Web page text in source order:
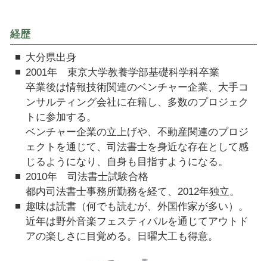
経歴
大分県出身
2001年 東京大学教養学部基礎科学科卒業
卒業後は情報技術関連のベンチャー企業、大手コ
ンサルティング会社に在籍し、多数のプロジェク
トに参加する。
ベンチャー企業の立上げや、不動産関連のプロジ
ェクトを通じて、司法書士を身近な存在として感
じるようになり、自身も目指すようになる。
2010年 司法書士試験合格
都内司法書士事務所勤務を経て、2012年独立。
趣味は読書（何でも読むが、外国作家が多い）。
近年は野外音楽フェスティバルを通じてアウトド
アの楽しさに目覚める。日曜大工も得意。